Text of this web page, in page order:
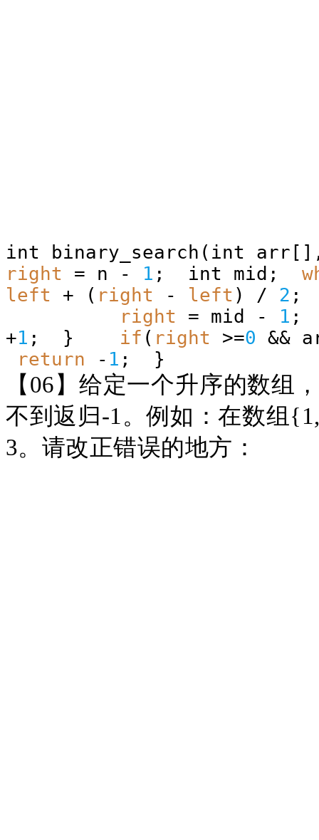
int binary_search(int
right = n - 1 ; int mid;
left + ( right - left ) / 2
right = mid - 1
+1 ; } if ( right >=0 &&
return - 1 ; }
【 06】给定一个升序的数组
不到返归-1。例如：在数组
3。请改正错误的地方：